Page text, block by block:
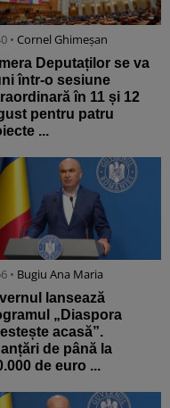
• Cornel Ghimeșan
Deputaților se va
într-o sesiune
în 11 și 12
pentru patru
...
• Bugiu ⁠Ana Maria
lansează
„Diaspora
acasă”.
de până la
de euro ...